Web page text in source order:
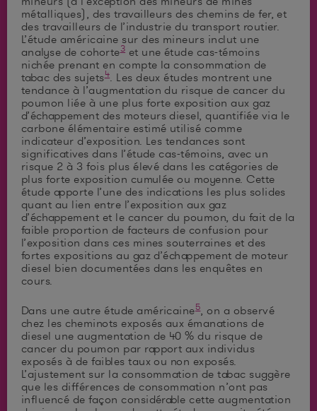
métalliques), des travailleurs des chemins de fer, et
des travailleurs de l’industrie du transport routier.
L’étude américaine sur des mineurs inclut une
analyse de cohorte3 et une étude cas-témoins
nichée prenant en compte la consommation de
tabac des sujets4. Les deux études montrent une
tendance à l’augmentation du risque de cancer du
poumon liée à une plus forte exposition aux gaz
d’échappement des moteurs diesel, quantifiée via le
carbone élémentaire estimé utilisé comme
indicateur d’exposition. Les tendances sont
significatives dans l’étude cas-témoins, avec un
risque 2 à 3 fois plus élevé dans les catégories de
plus forte exposition cumulée ou moyenne. Cette
étude apporte l’une des indications les plus solides
quant au lien entre l’exposition aux gaz
d’échappement et le cancer du poumon, du fait de la
faible proportion de facteurs de confusion pour
l’exposition dans ces mines souterraines et des
fortes expositions au gaz d’échappement de moteur
diesel bien documentées dans les enquêtes en
cours.
Dans une autre étude américaine5, on a observé
chez les cheminots exposés aux émanations de
diesel une augmentation de 40 % du risque de
cancer du poumon par rapport aux individus
exposés à de faibles taux ou non exposés.
L’ajustement sur la consommation de tabac suggère
que les différences de consommation n’ont pas
influencé de façon considérable cette augmentation